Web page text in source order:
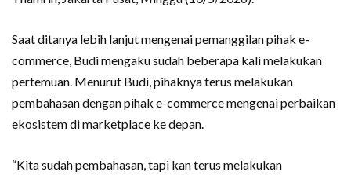
Saat ditanya lebih lanjut mengenai pemanggilan pihak e-
commerce, Budi mengaku sudah beberapa kali melakukan
pertemuan. Menurut Budi, pihaknya terus melakukan
pembahasan dengan pihak e-commerce mengenai perbaikan
ekosistem di marketplace ke depan.
“Kita sudah pembahasan, tapi kan terus melakukan